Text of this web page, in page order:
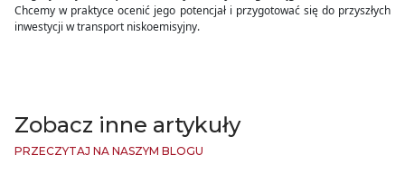
Chcemy w praktyce ocenić jego potencjał i przygotować się do przyszłych
inwestycji w transport niskoemisyjny.
Zobacz inne artykuły
PRZECZYTAJ NA NASZYM BLOGU